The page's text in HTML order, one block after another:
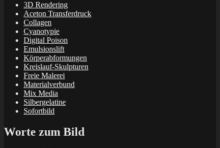
3D Rendering
Aceton Transferdruck
Collagen
Cyanotypie
Digital Poison
Emulsionslift
Körperabformungen
Kreislauf-Skulpturen
Freie Malerei
Materialverbund
Mix Media
Silbergelatine
Sofortbild
Worte zum Bild